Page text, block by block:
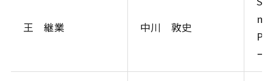
王 継業 中川 敦史
ー